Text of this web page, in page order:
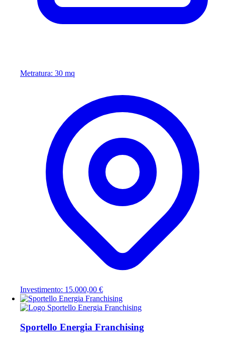
Metratura: 30 mq
Investimento: 15.000,00 €
Sportello Energia Franchising